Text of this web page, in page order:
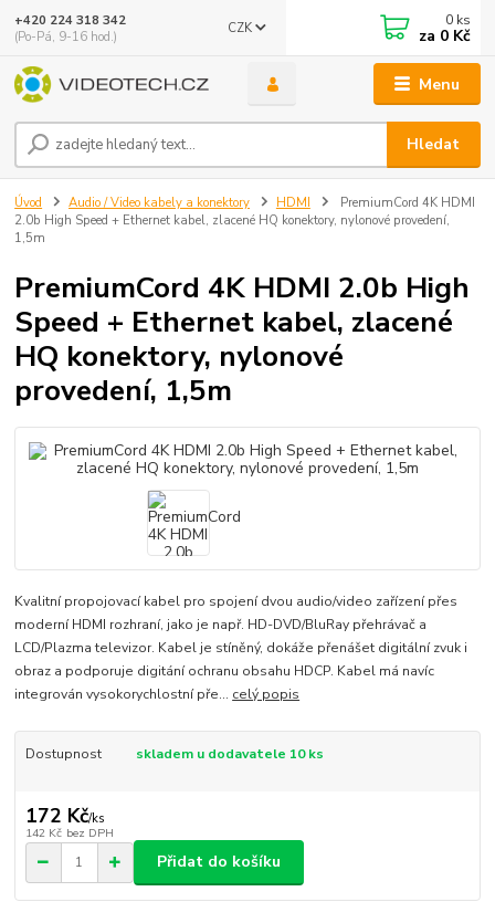
Menu
CZK
Hledat
+420 224 318 342
(Po-Pá, 9-16 hod.)
0 ks
za 0 Kč
Úvod Audio / Video kabely a konektory HDMI
PremiumCord 4K HDMI
2.0b High Speed + Ethernet kabel, zlacené HQ konektory, nylonové provedení,
1,5m
PremiumCord 4K HDMI 2.0b High
Speed + Ethernet kabel, zlacené
HQ konektory, nylonové
provedení, 1,5m
Kvalitní propojovací kabel pro spojení dvou audio/video zařízení přes
moderní HDMI rozhraní, jako je např. HD-DVD/BluRay přehrávač a
LCD/Plazma televizor. Kabel je stíněný, dokáže přenášet digitální zvuk i
obraz a podporuje digitání ochranu obsahu HDCP. Kabel má navíc
integrován vysokorychlostní pře... celý popis
Dostupnost skladem u dodavatele 10 ks
172 Kč/ks
142 Kč bez DPH
Přidat do košíku